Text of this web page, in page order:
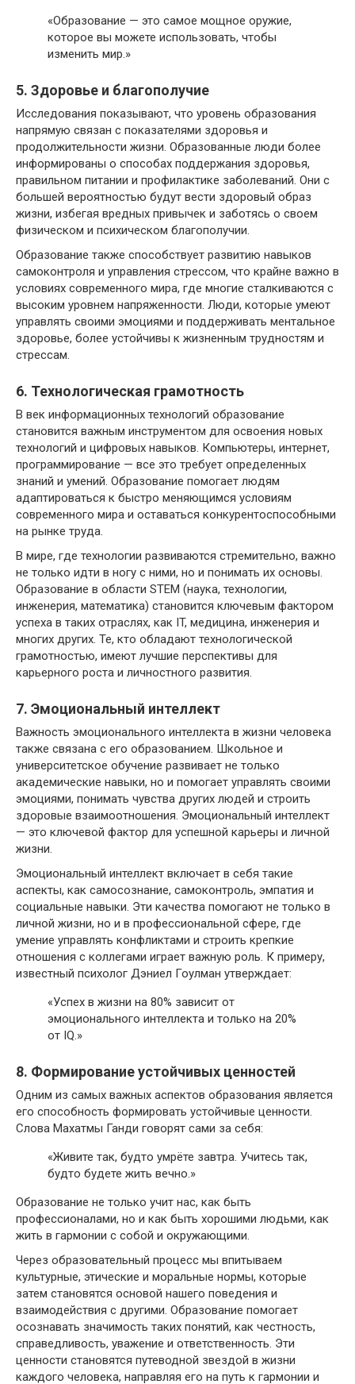
«Образование — это самое мощное оружие,
которое вы можете использовать, чтобы
изменить мир.»
5. Здоровье и благополучие
Исследования показывают, что уровень образования
напрямую связан с показателями здоровья и
продолжительности жизни. Образованные люди более
информированы о способах поддержания здоровья,
правильном питании и профилактике заболеваний. Они с
большей вероятностью будут вести здоровый образ
жизни, избегая вредных привычек и заботясь о своем
физическом и психическом благополучии.
Образование также способствует развитию навыков
самоконтроля и управления стрессом, что крайне важно в
условиях современного мира, где многие сталкиваются с
высоким уровнем напряженности. Люди, которые умеют
управлять своими эмоциями и поддерживать ментальное
здоровье, более устойчивы к жизненным трудностям и
стрессам.
6. Технологическая грамотность
В век информационных технологий образование
становится важным инструментом для освоения новых
технологий и цифровых навыков. Компьютеры, интернет,
программирование — все это требует определенных
знаний и умений. Образование помогает людям
адаптироваться к быстро меняющимся условиям
современного мира и оставаться конкурентоспособными
на рынке труда.
В мире, где технологии развиваются стремительно, важно
не только идти в ногу с ними, но и понимать их основы.
Образование в области STEM (наука, технологии,
инженерия, математика) становится ключевым фактором
успеха в таких отраслях, как IT, медицина, инженерия и
многих других. Те, кто обладают технологической
грамотностью, имеют лучшие перспективы для
карьерного роста и личностного развития.
7. Эмоциональный интеллект
Важность эмоционального интеллекта в жизни человека
также связана с его образованием. Школьное и
университетское обучение развивает не только
академические навыки, но и помогает управлять своими
эмоциями, понимать чувства других людей и строить
здоровые взаимоотношения. Эмоциональный интеллект
— это ключевой фактор для успешной карьеры и личной
жизни.
Эмоциональный интеллект включает в себя такие
аспекты, как самосознание, самоконтроль, эмпатия и
социальные навыки. Эти качества помогают не только в
личной жизни, но и в профессиональной сфере, где
умение управлять конфликтами и строить крепкие
отношения с коллегами играет важную роль. К примеру,
известный психолог Дэниел Гоулман утверждает:
«Успех в жизни на 80% зависит от
эмоционального интеллекта и только на 20%
от IQ.»
8. Формирование устойчивых ценностей
Одним из самых важных аспектов образования является
его способность формировать устойчивые ценности.
Слова Махатмы Ганди говорят сами за себя:
«Живите так, будто умрёте завтра. Учитесь так,
будто будете жить вечно.»
Образование не только учит нас, как быть
профессионалами, но и как быть хорошими людьми, как
жить в гармонии с собой и окружающими.
Через образовательный процесс мы впитываем
культурные, этические и моральные нормы, которые
затем становятся основой нашего поведения и
взаимодействия с другими. Образование помогает
осознавать значимость таких понятий, как честность,
справедливость, уважение и ответственность. Эти
ценности становятся путеводной звездой в жизни
каждого человека, направляя его на путь к гармонии и